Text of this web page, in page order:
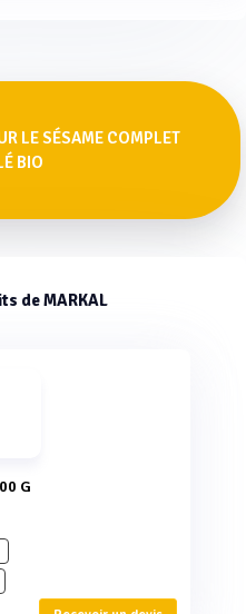
LE SÉSAME COMPLET
BIO
de MARKAL
G